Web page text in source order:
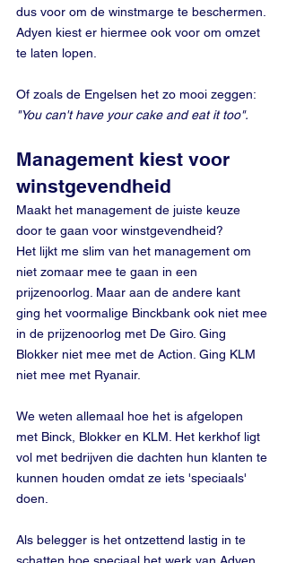
dus voor om de winstmarge te beschermen.
Adyen kiest er hiermee ook voor om omzet
te laten lopen.
Of zoals de Engelsen het zo mooi zeggen:
"You can't have your cake and eat it too".
Management kiest voor
winstgevendheid
Maakt het management de juiste keuze
door te gaan voor winstgevendheid?
Het lijkt me slim van het management om
niet zomaar mee te gaan in een
prijzenoorlog. Maar aan de andere kant
ging het voormalige Binckbank ook niet mee
in de prijzenoorlog met De Giro. Ging
Blokker niet mee met de Action. Ging KLM
niet mee met Ryanair.
We weten allemaal hoe het is afgelopen
met Binck, Blokker en KLM. Het kerkhof ligt
vol met bedrijven die dachten hun klanten te
kunnen houden omdat ze iets 'speciaals'
doen.
Als belegger is het ontzettend lastig in te